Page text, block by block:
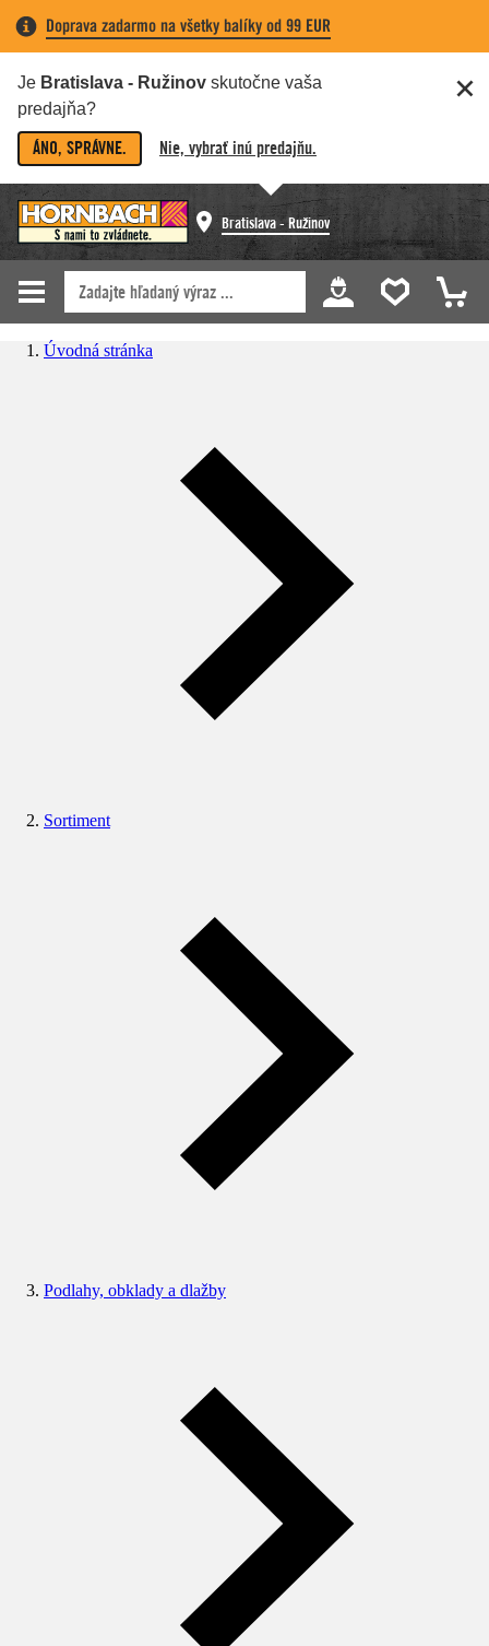
Doprava zadarmo na všetky balíky od 99 EUR
Je Bratislava - Ružinov skutočne vaša
predajňa?
ÁNO, SPRÁVNE. Nie, vybrať inú predajňu.
Bratislava - Ružinov
Úvodná stránka
Sortiment
Podlahy, obklady a dlažby